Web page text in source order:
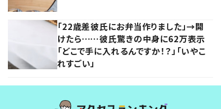
「22歳差彼氏にお弁当作りました」→開
けたら……彼氏驚きの中身に62万表示
「どこで手に入れるんですか！？」「いやこ
れすごい」